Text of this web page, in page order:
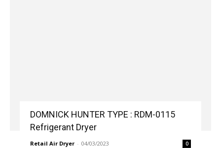
DOMNICK HUNTER TYPE : RDM-0115
Refrigerant Dryer
Retail Air Dryer - 04/03/2023 0